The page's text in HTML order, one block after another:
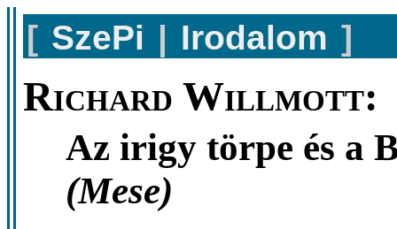
[ SzePi | Irodalom ]
Richard Willmott:
Az irigy törpe és a
(Mese)